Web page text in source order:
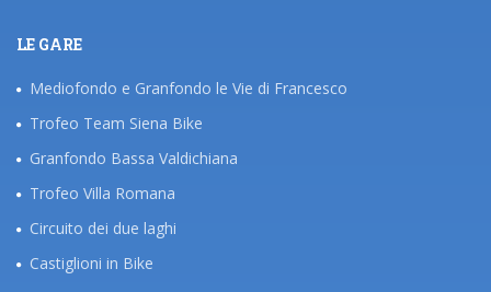
LE GARE
Mediofondo e Granfondo le Vie di Francesco
Trofeo Team Siena Bike
Granfondo Bassa Valdichiana
Trofeo Villa Romana
Circuito dei due laghi
Castiglioni in Bike